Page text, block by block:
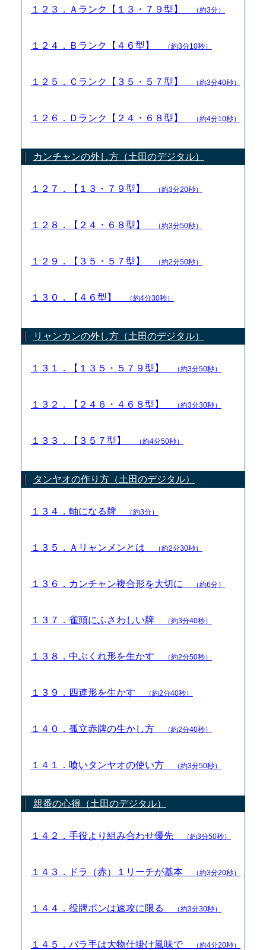
１２３．Ａランク【１３・７９型】 （約3分）
１２４．Ｂランク【４６型】 （約3分10秒）
１２５．Ｃランク【３５・５７型】 （約3分40秒）
１２６．Ｄランク【２４・６８型】 （約4分10秒）
カンチャンの外し方（土田のデジタル）
１２７．【１３・７９型】 （約3分20秒）
１２８．【２４・６８型】 （約3分50秒）
１２９．【３５・５７型】 （約2分50秒）
１３０．【４６型】 （約4分30秒）
リャンカンの外し方（土田のデジタル）
１３１．【１３５・５７９型】 （約3分50秒）
１３２．【２４６・４６８型】 （約3分30秒）
１３３．【３５７型】 （約4分50秒）
タンヤオの作り方（土田のデジタル）
１３４．軸になる牌 （約3分）
１３５．Ａリャンメンとは （約2分30秒）
１３６．カンチャン複合形を大切に （約6分）
１３７．雀頭にふさわしい牌 （約3分40秒）
１３８．中ぶくれ形を生かす （約2分50秒）
１３９．四連形を生かす （約2分40秒）
１４０．孤立赤牌の生かし方 （約2分40秒）
１４１．喰いタンヤオの使い方 （約3分50秒）
親番の心得（土田のデジタル）
１４２．手役より組み合わせ優先 （約3分50秒）
１４３．ドラ（赤）１リーチが基本 （約3分20秒）
１４４．役牌ポンは速攻に限る （約3分30秒）
１４５．バラ手は大物仕掛け風味で （約4分20秒）